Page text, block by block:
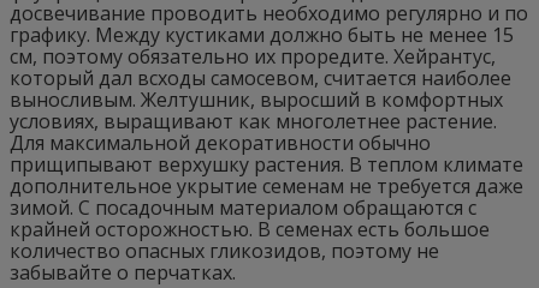
досвечивание проводить необходимо регулярно и по
графику. Между кустиками должно быть не менее 15
см, поэтому обязательно их проредите. Хейрантус,
который дал всходы самосевом, считается наиболее
выносливым. Желтушник, выросший в комфортных
условиях, выращивают как многолетнее растение.
Для максимальной декоративности обычно
прищипывают верхушку растения. В теплом климате
дополнительное укрытие семенам не требуется даже
зимой. С посадочным материалом обращаются с
крайней осторожностью. В семенах есть большое
количество опасных гликозидов, поэтому не
забывайте о перчатках.